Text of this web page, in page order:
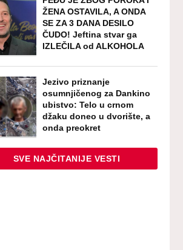
ŽENA OSTAVILA, A ONDA
SE ZA 3 DANA DESILO
ČUDO! Jeftina stvar ga
IZLEČILA od ALKOHOLA
Jezivo priznanje
osumnjičenog za Dankino
ubistvo: Telo u crnom
džaku doneo u dvorište, a
onda preokret
SVE NAJČITANIJE VESTI